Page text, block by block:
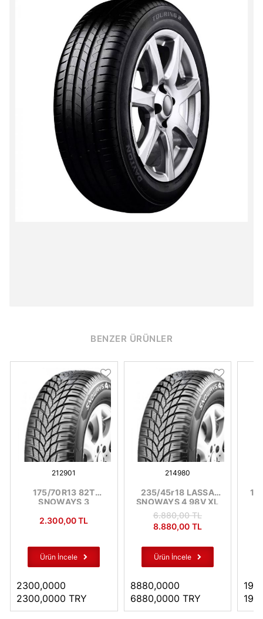
BENZER ÜRÜNLER
175/70R13 82T
SNOWAYS 3
212901
2.300,00TL
Ürün İncele
2300,0000
2300,0000 TRY
235/45r18 LASSA
SNOWAYS 4 98V XL
214980
6.880,00TL
8.880,00 TL
Ürün İncele
8880,0000
6880,0000 TRY